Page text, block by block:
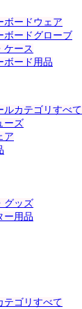
ボードウェア
ボードグローブ
ケース
ボード用品
ルカテゴリすべて
ーズ
ア
グッズ
ー用品
テゴリすべて